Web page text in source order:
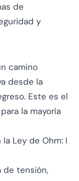
de
y
camino
desde la
Este es el
la mayoría
Ley de Ohm: I
de tensión,